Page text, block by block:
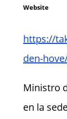
Website
https://
den-
Ministro
en la